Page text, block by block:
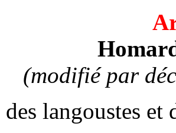
(modifié par
langoustes et